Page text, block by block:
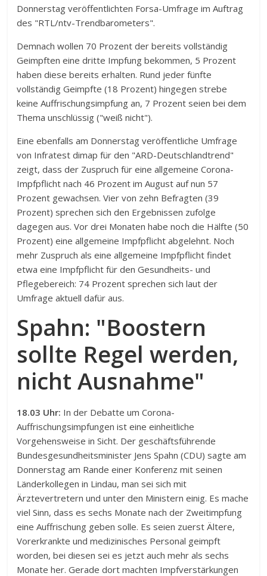
Donnerstag veröffentlichten Forsa-Umfrage im Auftrag
des "RTL/ntv-Trendbarometers".
Demnach wollen 70 Prozent der bereits vollständig
Geimpften eine dritte Impfung bekommen, 5 Prozent
haben diese bereits erhalten. Rund jeder fünfte
vollständig Geimpfte (18 Prozent) hingegen strebe
keine Auffrischungsimpfung an, 7 Prozent seien bei dem
Thema unschlüssig ("weiß nicht").
Eine ebenfalls am Donnerstag veröffentliche Umfrage
von Infratest dimap für den "ARD-Deutschlandtrend"
zeigt, dass der Zuspruch für eine allgemeine Corona-
Impfpflicht nach 46 Prozent im August auf nun 57
Prozent gewachsen. Vier von zehn Befragten (39
Prozent) sprechen sich den Ergebnissen zufolge
dagegen aus. Vor drei Monaten habe noch die Hälfte (50
Prozent) eine allgemeine Impfpflicht abgelehnt. Noch
mehr Zuspruch als eine allgemeine Impfpflicht findet
etwa eine Impfpflicht für den Gesundheits- und
Pflegebereich: 74 Prozent sprechen sich laut der
Umfrage aktuell dafür aus.
Spahn: "Boostern
sollte Regel werden,
nicht Ausnahme"
18.03 Uhr: In der Debatte um Corona-
Auffrischungsimpfungen ist eine einheitliche
Vorgehensweise in Sicht. Der geschäftsführende
Bundesgesundheitsminister Jens Spahn (CDU) sagte am
Donnerstag am Rande einer Konferenz mit seinen
Länderkollegen in Lindau, man sei sich mit
Ärztevertretern und unter den Ministern einig. Es mache
viel Sinn, dass es sechs Monate nach der Zweitimpfung
eine Auffrischung geben solle. Es seien zuerst Ältere,
Vorerkrankte und medizinisches Personal geimpft
worden, bei diesen sei es jetzt auch mehr als sechs
Monate her. Gerade dort machten Impfverstärkungen